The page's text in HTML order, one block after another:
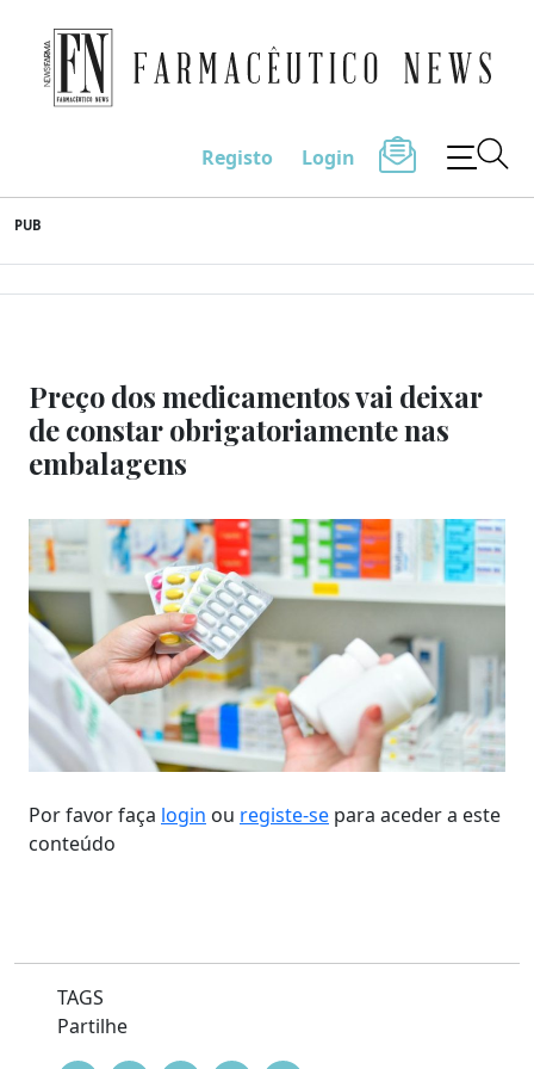
to
content
Farmacêutico News
Registo Login
PUB
Preço dos medicamentos vai deixar
de constar obrigatoriamente nas
embalagens
Por favor faça login ou registe-se para aceder a este
conteúdo
TAGS
Partilhe